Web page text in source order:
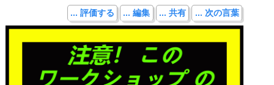
... 評価する ... 編集 ... 共有 ... 次の言葉